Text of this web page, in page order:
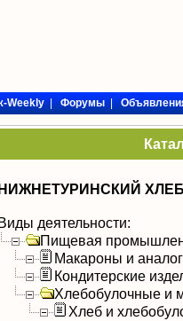
Weekly|Форумы|
деятельности:
Пищевая
Макароны и
Кондитерские
Хлебобулочные и
Хлеб и